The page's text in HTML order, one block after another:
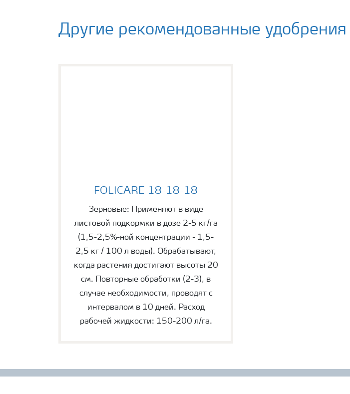
Другие рекомендованные удобрения
FOLICARE 18-18-18
Зерновые: Применяют в виде
листовой подкормки в дозе 2-5 кг/га
(1,5-2,5%-ной концентрации - 1,5-
2,5 кг / 100 л воды). Обрабатывают,
когда растения достигают высоты 20
см. Повторные обработки (2-3), в
случае необходимости, проводят с
интервалом в 10 дней. Расход
рабочей жидкости: 150-200 л/га.